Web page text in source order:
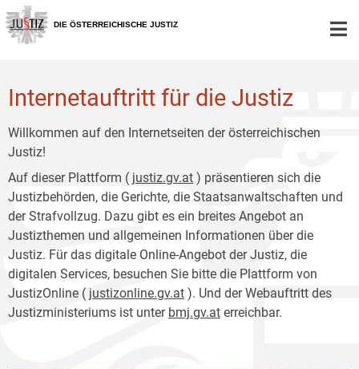
Zur
Hauptnavigation
[1]
Zum
Inhalt
[2]
DIE ÖSTERREICHISCHE JUSTIZ
Internetauftritt für die Justiz
Willkommen auf den Internetseiten der österreichischen
Justiz!
Auf dieser Plattform ( justiz.gv.at ) präsentieren sich die
Justizbehörden, die Gerichte, die Staatsanwaltschaften und
der Strafvollzug. Dazu gibt es ein breites Angebot an
Justizthemen und allgemeinen Informationen über die
Justiz. Für das digitale Online-Angebot der Justiz, die
digitalen Services, besuchen Sie bitte die Plattform von
JustizOnline ( justizonline.gv.at ). Und der Webauftritt des
Justizministeriums ist unter bmj.gv.at erreichbar.